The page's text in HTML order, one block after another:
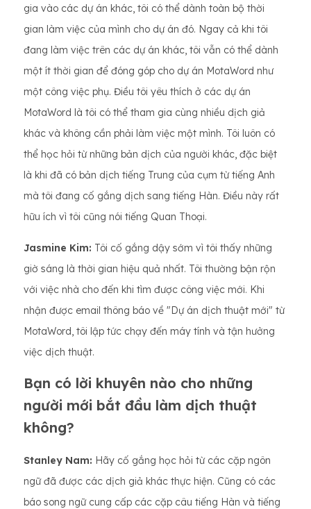
gia vào các dự án khác, tôi có thể dành toàn bộ thời
gian làm việc của mình cho dự án đó. Ngay cả khi tôi
đang làm việc trên các dự án khác, tôi vẫn có thể dành
một ít thời gian để đóng góp cho dự án MotaWord như
một công việc phụ. Điều tôi yêu thích ở các dự án
MotaWord là tôi có thể tham gia cùng nhiều dịch giả
khác và không cần phải làm việc một mình. Tôi luôn có
thể học hỏi từ những bản dịch của người khác, đặc biệt
là khi đã có bản dịch tiếng Trung của cụm từ tiếng Anh
mà tôi đang cố gắng dịch sang tiếng Hàn. Điều này rất
hữu ích vì tôi cũng nói tiếng Quan Thoại.
Jasmine Kim: Tôi cố gắng dậy sớm vì tôi thấy những
giờ sáng là thời gian hiệu quả nhất. Tôi thường bận rộn
với việc nhà cho đến khi tìm được công việc mới. Khi
nhận được email thông báo về "Dự án dịch thuật mới" từ
MotaWord, tôi lập tức chạy đến máy tính và tận hưởng
việc dịch thuật.
Bạn có lời khuyên nào cho những
người mới bắt đầu làm dịch thuật
không?
Stanley Nam: Hãy cố gắng học hỏi từ các cặp ngôn
ngữ đã được các dịch giả khác thực hiện. Cũng có các
báo song ngữ cung cấp các cặp câu tiếng Hàn và tiếng